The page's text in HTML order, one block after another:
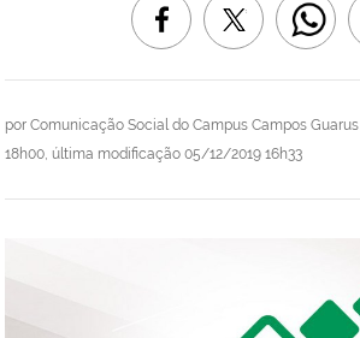
por Comunicação Social do Campus Campos Guarus
18h00, última modificação 05/12/2019 16h33